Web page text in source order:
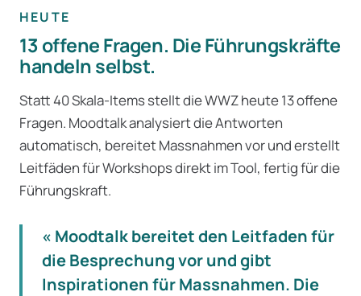
HEUTE
13 offene Fragen. Die Führungskräfte
handeln selbst.
Statt 40 Skala-Items stellt die WWZ heute 13 offene
Fragen. Moodtalk analysiert die Antworten
automatisch, bereitet Massnahmen vor und erstellt
Leitfäden für Workshops direkt im Tool, fertig für die
Führungskraft.
« Moodtalk bereitet den Leitfaden für
die Besprechung vor und gibt
Inspirationen für Massnahmen. Die